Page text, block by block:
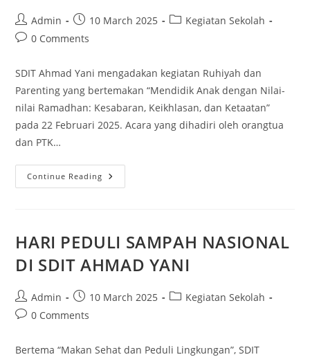
Admin 10 March 2025
Kegiatan Sekolah
0 Comments
SDIT Ahmad Yani mengadakan kegiatan Ruhiyah dan
Parenting yang bertemakan “Mendidik Anak dengan Nilai-
nilai Ramadhan: Kesabaran, Keikhlasan, dan Ketaatan”
pada 22 Februari 2025. Acara yang dihadiri oleh orangtua
dan PTK…
Continue Reading
HARI PEDULI SAMPAH NASIONAL
DI SDIT AHMAD YANI
Admin 10 March 2025
Kegiatan Sekolah
0 Comments
Bertema “Makan Sehat dan Peduli Lingkungan”, SDIT